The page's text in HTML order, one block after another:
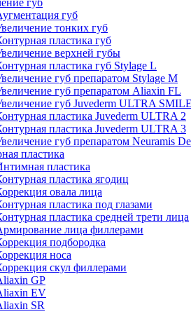
губ
губ
тонких губ
пластика губ
верхней губы
пластика губ Stylage L
губ препаратом Stylage M
губ препаратом Aliaxin FL
губ Juvederm ULTRA
пластика Juvederm ULTRA 2
пластика Juvederm ULTRA 3
губ препаратом Neuramis
пластика
пластика
пластика ягодиц
овала лица
пластика под глазами
пластика средней трети лица
лица филлерами
подбородка
носа
скул филлерами
GP
EV
SR